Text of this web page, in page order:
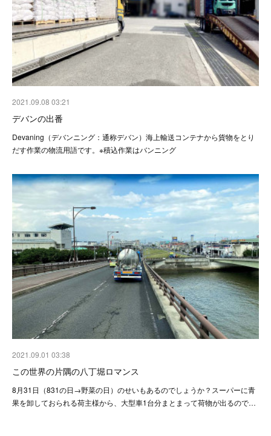
2021.09.08 03:21
デバンの出番
Devaning（デバンニング：通称デバン）海上輸送コンテナから貨物をとり
だす作業の物流用語です。※積込作業はバンニング
2021.09.01 03:38
この世界の片隅の八丁堀ロマンス
8月31日（831の日→野菜の日）のせいもあるのでしょうか？スーパーに青
果を卸しておられる荷主様から、大型車1台分まとまって荷物が出るので…